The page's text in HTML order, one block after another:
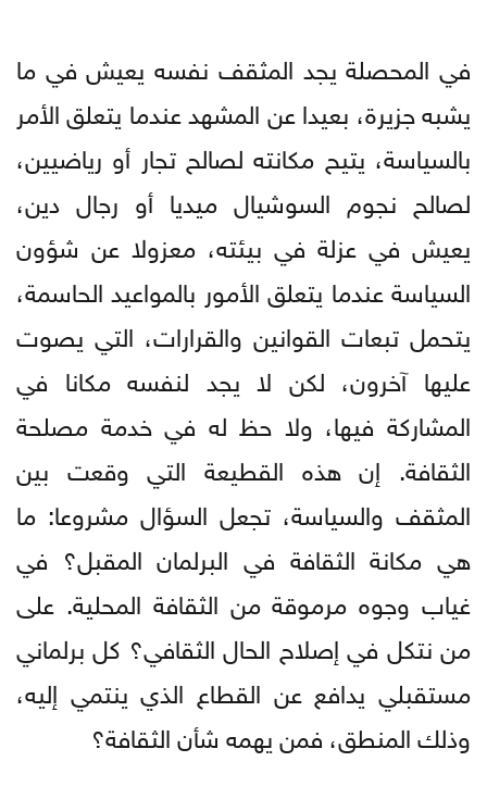
في المحصلة يجد المثقف نفسه يعيش في ما
يشبه جزيرة، بعيدا عن المشهد عندما يتعلق الأمر
بالسياسة، يتيح مكانته لصالح تجار أو رياضيين،
لصالح نجوم السوشيال ميديا أو رجال دين،
يعيش في عزلة في بيئته، معزولا عن شؤون
السياسة عندما يتعلق الأمور بالمواعيد الحاسمة،
يتحمل تبعات القوانين والقرارات، التي يصوت
عليها آخرون، لكن لا يجد لنفسه مكانا في
المشاركة فيها، ولا حظ له في خدمة مصلحة
الثقافة. إن هذه القطيعة التي وقعت بين
المثقف والسياسة، تجعل السؤال مشروعا: ما
هي مكانة الثقافة في البرلمان المقبل؟ في
غياب وجوه مرموقة من الثقافة المحلية. على
من نتكل في إصلاح الحال الثقافي؟ كل برلماني
مستقبلي يدافع عن القطاع الذي ينتمي إليه،
وذلك المنطق، فمن يهمه شأن الثقافة؟